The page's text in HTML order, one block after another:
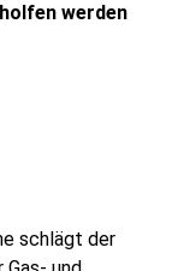
werden
schlägt der